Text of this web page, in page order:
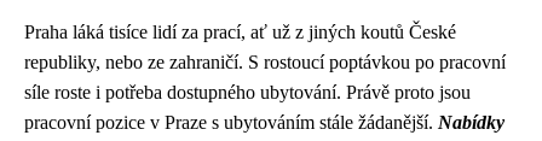
Praha láká tisíce lidí za prací, ať už z jiných koutů České
republiky, nebo ze zahraničí. S rostoucí poptávkou po pracovní
síle roste i potřeba dostupného ubytování. Právě proto jsou
pracovní pozice v Praze s ubytováním stále žádanější. Nabídky